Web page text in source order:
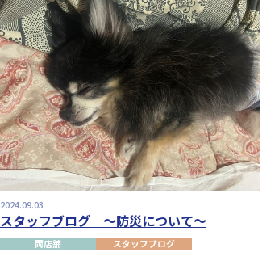
2024.09.03
スタッフブログ ～防災について～
両店舗 スタッフブログ